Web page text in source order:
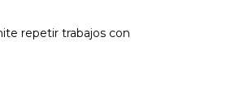
repetir trabajos con